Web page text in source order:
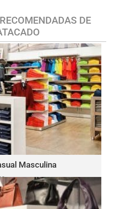
DE
Masculina
peças
por peça
MASCULINA
variedade de marcas, como:
Lacoste, Michael Kors, Vince
Calvin Klein, Nautica e mais.
Aqui